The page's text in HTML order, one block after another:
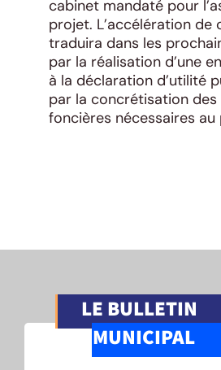
cabinet mandaté pour
projet. L’accélération de
traduira dans les
par la réalisation d’une
à la déclaration d’utilité
par la concrétisation
foncières nécessaires au
LE BULLETIN
MUNICIPAL